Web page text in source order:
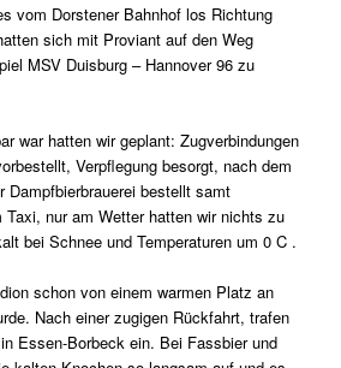
vom Dorstener Bahnhof los Richtung
sich mit Proviant auf den Weg
MSV Duisburg – Hannover 96 zu
war hatten wir geplant: Zugverbindungen
Verpflegung besorgt, nach dem
Dampfbierbrauerei bestellt samt
Taxi, nur am Wetter hatten wir nichts zu
bei Schnee und Temperaturen um 0 C .
schon von einem warmen Platz an
Nach einer zugigen Rückfahrt, trafen
Essen-Borbeck ein. Bei Fassbier und